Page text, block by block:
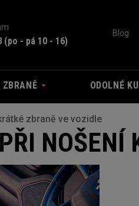
(po - pá 10 - 16)
Blog
ZBRANĚ ODOLNÉ
zbraně ve vozidle
NOŠENÍ